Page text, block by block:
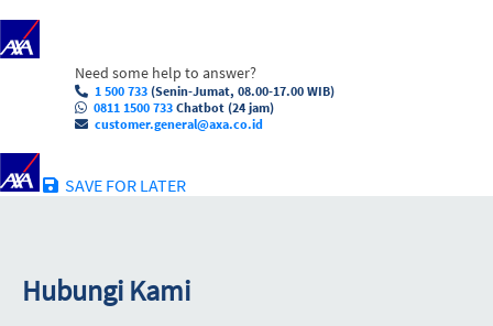
Need some help to answer?
1 500 733 (Senin-Jumat, 08.00-17.00 WIB)
0811 1500 733 Chatbot (24 jam)
customer.general@axa.co.id
SAVE FOR LATER
Hubungi Kami